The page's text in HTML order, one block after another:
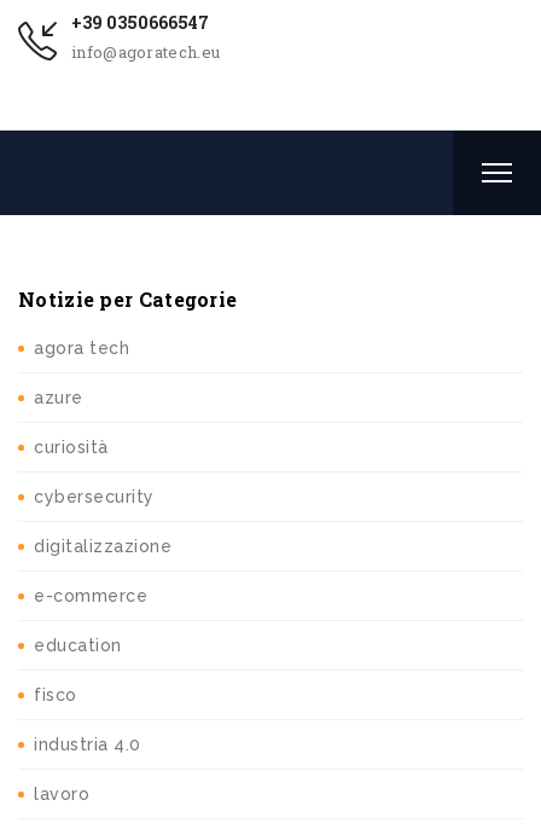
+39 0350666547
info@agoratech.eu
Notizie per Categorie
agora tech
azure
curiosità
cybersecurity
digitalizzazione
e-commerce
education
fisco
industria 4.0
lavoro